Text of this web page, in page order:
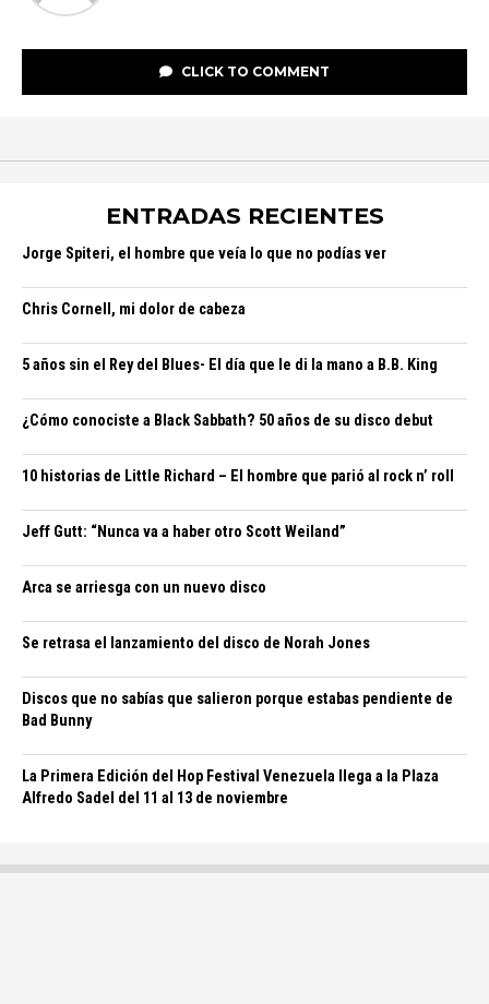
CLICK TO COMMENT
ENTRADAS RECIENTES
Jorge Spiteri, el hombre que veía lo que no podías ver
Chris Cornell, mi dolor de cabeza
5 años sin el Rey del Blues- El día que le di la mano a B.B. King
¿Cómo conociste a Black Sabbath? 50 años de su disco debut
10 historias de Little Richard – El hombre que parió al rock n’ roll
Jeff Gutt: “Nunca va a haber otro Scott Weiland”
Arca se arriesga con un nuevo disco
Se retrasa el lanzamiento del disco de Norah Jones
Discos que no sabías que salieron porque estabas pendiente de
Bad Bunny
La Primera Edición del Hop Festival Venezuela llega a la Plaza
Alfredo Sadel del 11 al 13 de noviembre